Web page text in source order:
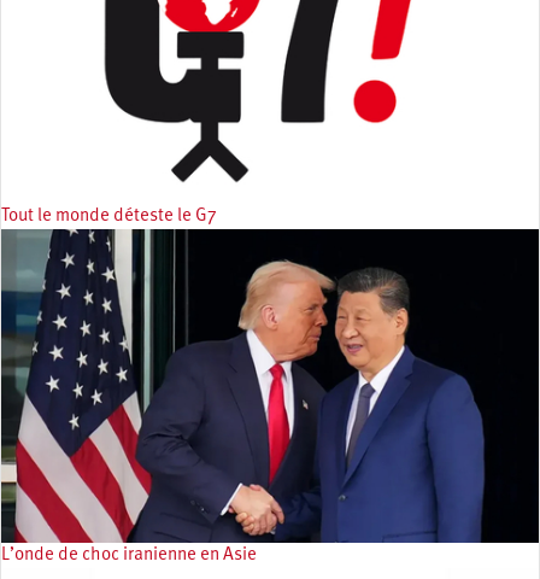
Tout le monde déteste le G7
L’onde de choc iranienne en Asie